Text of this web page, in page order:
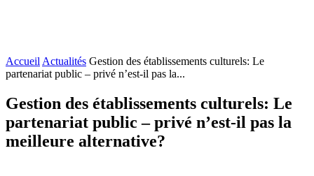
Accueil Actualités Gestion des établissements culturels: Le
partenariat public – privé n’est-il pas la...
Gestion des établissements culturels: Le
partenariat public – privé n’est-il pas la
meilleure alternative?